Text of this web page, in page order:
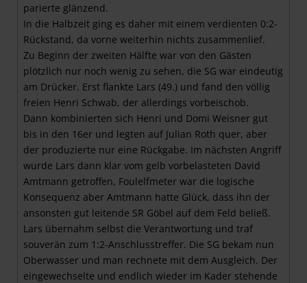
parierte glänzend.
In die Halbzeit ging es daher mit einem verdienten 0:2-
Rückstand, da vorne weiterhin nichts zusammenlief.
Zu Beginn der zweiten Hälfte war von den Gästen
plötzlich nur noch wenig zu sehen, die SG war eindeutig
am Drücker. Erst flankte Lars (49.) und fand den völlig
freien Henri Schwab, der allerdings vorbeischob.
Dann kombinierten sich Henri und Domi Weisner gut
bis in den 16er und legten auf Julian Roth quer, aber
der produzierte nur eine Rückgabe. Im nächsten Angriff
wurde Lars dann klar vom gelb vorbelasteten David
Amtmann getroffen, Foulelfmeter war die logische
Konsequenz aber Amtmann hatte Glück, dass ihn der
ansonsten gut leitende SR Göbel auf dem Feld beließ.
Lars übernahm selbst die Verantwortung und traf
souverän zum 1:2-Anschlusstreffer. Die SG bekam nun
Oberwasser und man rechnete mit dem Ausgleich. Der
eingewechselte und endlich wieder im Kader stehende